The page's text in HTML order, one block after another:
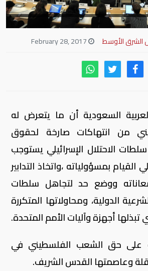
الشرق الأوسط
السعودية أن ما يتعرض له
من انتهاكات صارخة لحقوق
الاحتلال الإسرائيلي يستوجب
بمسؤولياته ،واتخاذ التدابير
معاناته ووضع حد لتجاهل سلطات
الدولية، ومحاولاتها المتكررة
أجهزة وآليات الأمم المتحدة.
على حق الشعب الفلسطيني في
وعاصمتها القدس الشريف.